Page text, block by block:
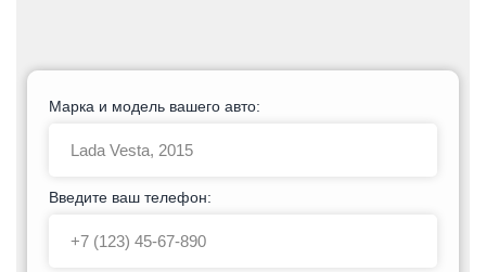
Марка и модель вашего авто:
Введите ваш телефон: